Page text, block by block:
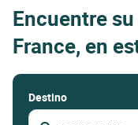
Encuentre
France, en
Destino